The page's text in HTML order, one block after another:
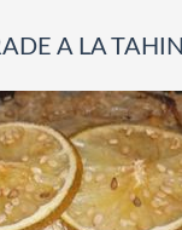
A LA